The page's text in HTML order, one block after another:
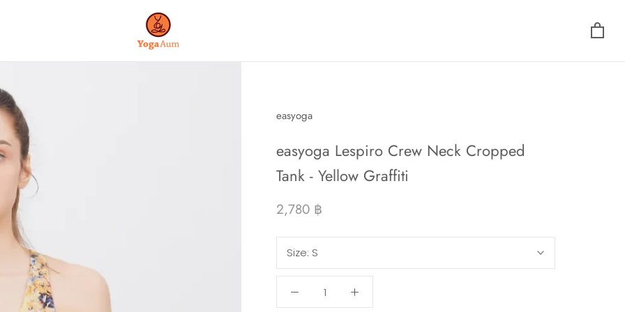
easyoga
easyoga Lespiro Crew Neck Cropped
Tank - Yellow Graffiti
2,780 ฿
Size: S